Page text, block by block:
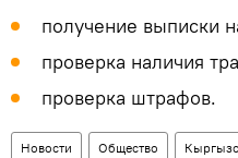
получение выписки
проверка наличия
проверка штрафов.
Новости Общество